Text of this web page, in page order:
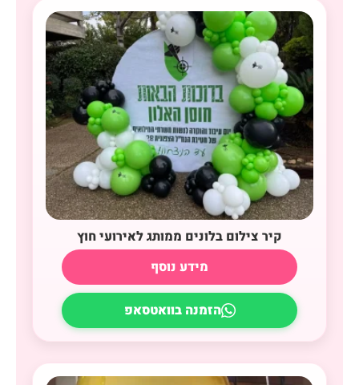
קיר צילום בלונים ממותג לאירועי חוץ
מידע נוסף
הזמנה בוואטסאפ